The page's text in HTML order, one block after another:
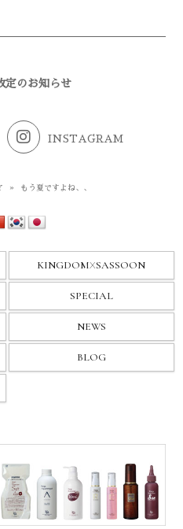
定のお知らせ
INSTAGRAM
» もう夏ですよね、、
KINGDOMXSASSOON
SPECIAL
NEWS
BLOG